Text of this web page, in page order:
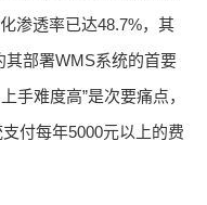
渗透率已达48.7%，其
其部署WMS系统的首要
手难度高”是次要痛点，
付每年5000元以上的费